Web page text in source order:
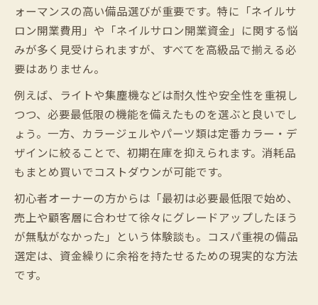
ォーマンスの高い備品選びが重要です。特に「ネイルサ
ロン開業費用」や「ネイルサロン開業資金」に関する悩
みが多く見受けられますが、すべてを高級品で揃える必
要はありません。
例えば、ライトや集塵機などは耐久性や安全性を重視し
つつ、必要最低限の機能を備えたものを選ぶと良いでし
ょう。一方、カラージェルやパーツ類は定番カラー・デ
ザインに絞ることで、初期在庫を抑えられます。消耗品
もまとめ買いでコストダウンが可能です。
初心者オーナーの方からは「最初は必要最低限で始め、
売上や顧客層に合わせて徐々にグレードアップしたほう
が無駄がなかった」という体験談も。コスパ重視の備品
選定は、資金繰りに余裕を持たせるための現実的な方法
です。